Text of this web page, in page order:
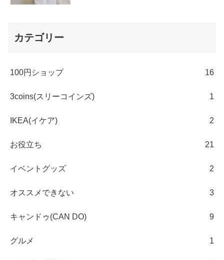
カテゴリー
100円ショップ 16
3coins(スリーコインズ) 1
IKEA(イケア) 2
お役立ち 21
イベントグッズ 2
オススメできない 3
キャンドゥ(CAN DO) 9
グルメ 1